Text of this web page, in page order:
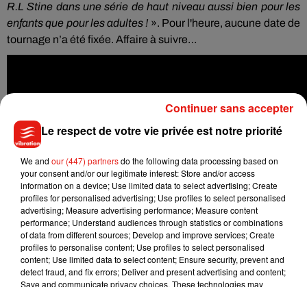
R.L Stine dans une série de haut niveau aussi bien pour les
enfants que pour les adultes ! ». Pour l'heure, aucune date de
tournage n’a été fixée. Affaire à suivre…
Le respect de votre vie privée est notre priorité
We and our (447) partnersdo the following data processing based on
your consent and/or our legitimate interest: Store and/or access
information on a device; Use limited data to select advertising; Create
profiles for personalised advertising; Use profiles to select personalised
advertising; Measure advertising performance; Measure content
performance; Understand audiences through statistics or combinations
of data from different sources; Develop and improve services; Create
profiles to personalise content; Use profiles to select personalised
content; Use limited data to select content; Ensure security, prevent and
detect fraud, and fix errors; Deliver and present advertising and content;
Save and communicate privacy choices. These technologies may
Continuer sans accepter